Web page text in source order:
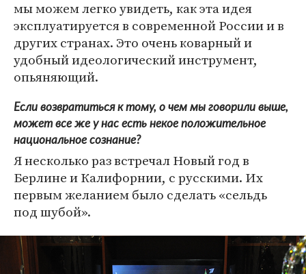
мы можем легко увидеть, как эта идея
эксплуатируется в современной России и в
других странах. Это очень коварный и
удобный идеологический инструмент,
опьяняющий.
Если возвратиться к тому, о чем мы говорили выше,
может все же у нас есть некое положительное
национальное сознание?
Я несколько раз встречал Новый год в
Берлине и Калифорнии, с русскими. Их
первым желанием было сделать «сельдь
под шубой».